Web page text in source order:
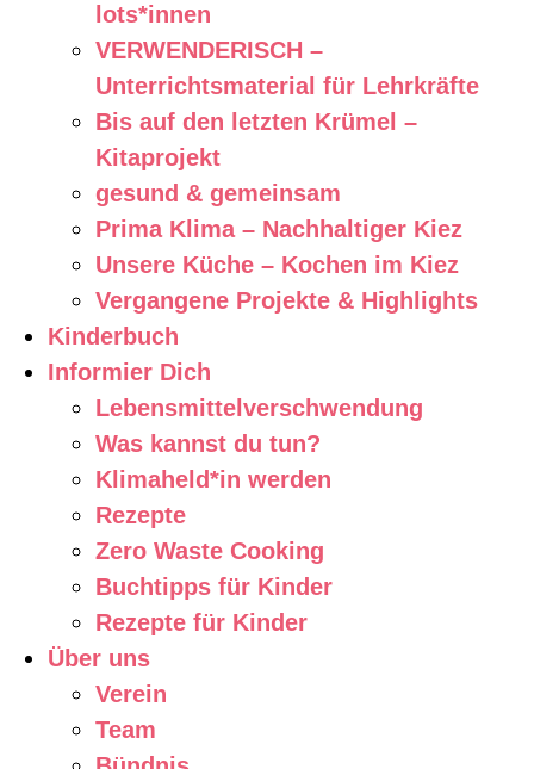
lots*innen
VERWENDERISCH –
Unterrichtsmaterial für Lehrkräfte
Bis auf den letzten Krümel –
Kitaprojekt
gesund & gemeinsam
Prima Klima – Nachhaltiger Kiez
Unsere Küche – Kochen im Kiez
Vergangene Projekte & Highlights
Kinderbuch
Informier Dich
Lebensmittelverschwendung
Was kannst du tun?
Klimaheld*in werden
Rezepte
Zero Waste Cooking
Buchtipps für Kinder
Rezepte für Kinder
Über uns
Verein
Team